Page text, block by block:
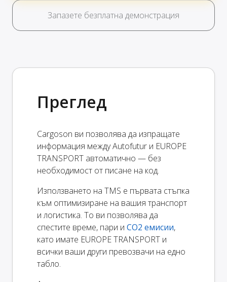
Запазете безплатна демонстрация
Преглед
Cargoson ви позволява да изпращате
информация между Autofutur и EUROPE
TRANSPORT автоматично — без
необходимост от писане на код.
Използването на TMS е първата стъпка
към оптимизиране на вашия транспорт
и логистика. То ви позволява да
спестите време, пари и CO2 емисии,
като имате EUROPE TRANSPORT и
всички ваши други превозвачи на едно
табло.